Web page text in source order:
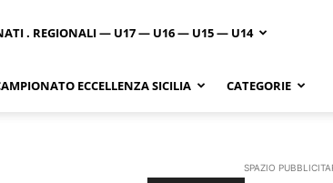
. REGIONALI — U17 — U16 — U15 — U14
ECCELLENZA SICILIA CATEGORIE
SPAZIO